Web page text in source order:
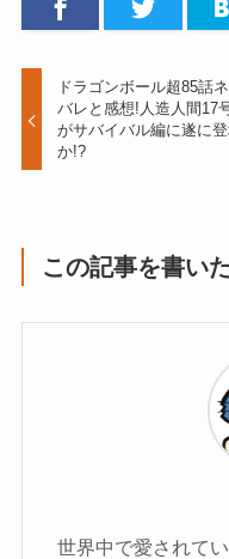
ドラゴンボール超85話
バレと感想!人造人間17
がサバイバル編に遂に
か!?
この記事を書い
世界中で愛されて